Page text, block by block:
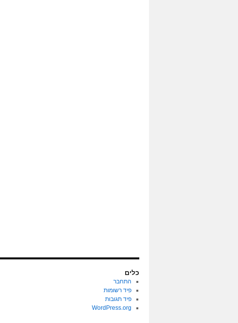
כלים
התחבר
פיד רשומות
פיד תגובות
WordPress.org